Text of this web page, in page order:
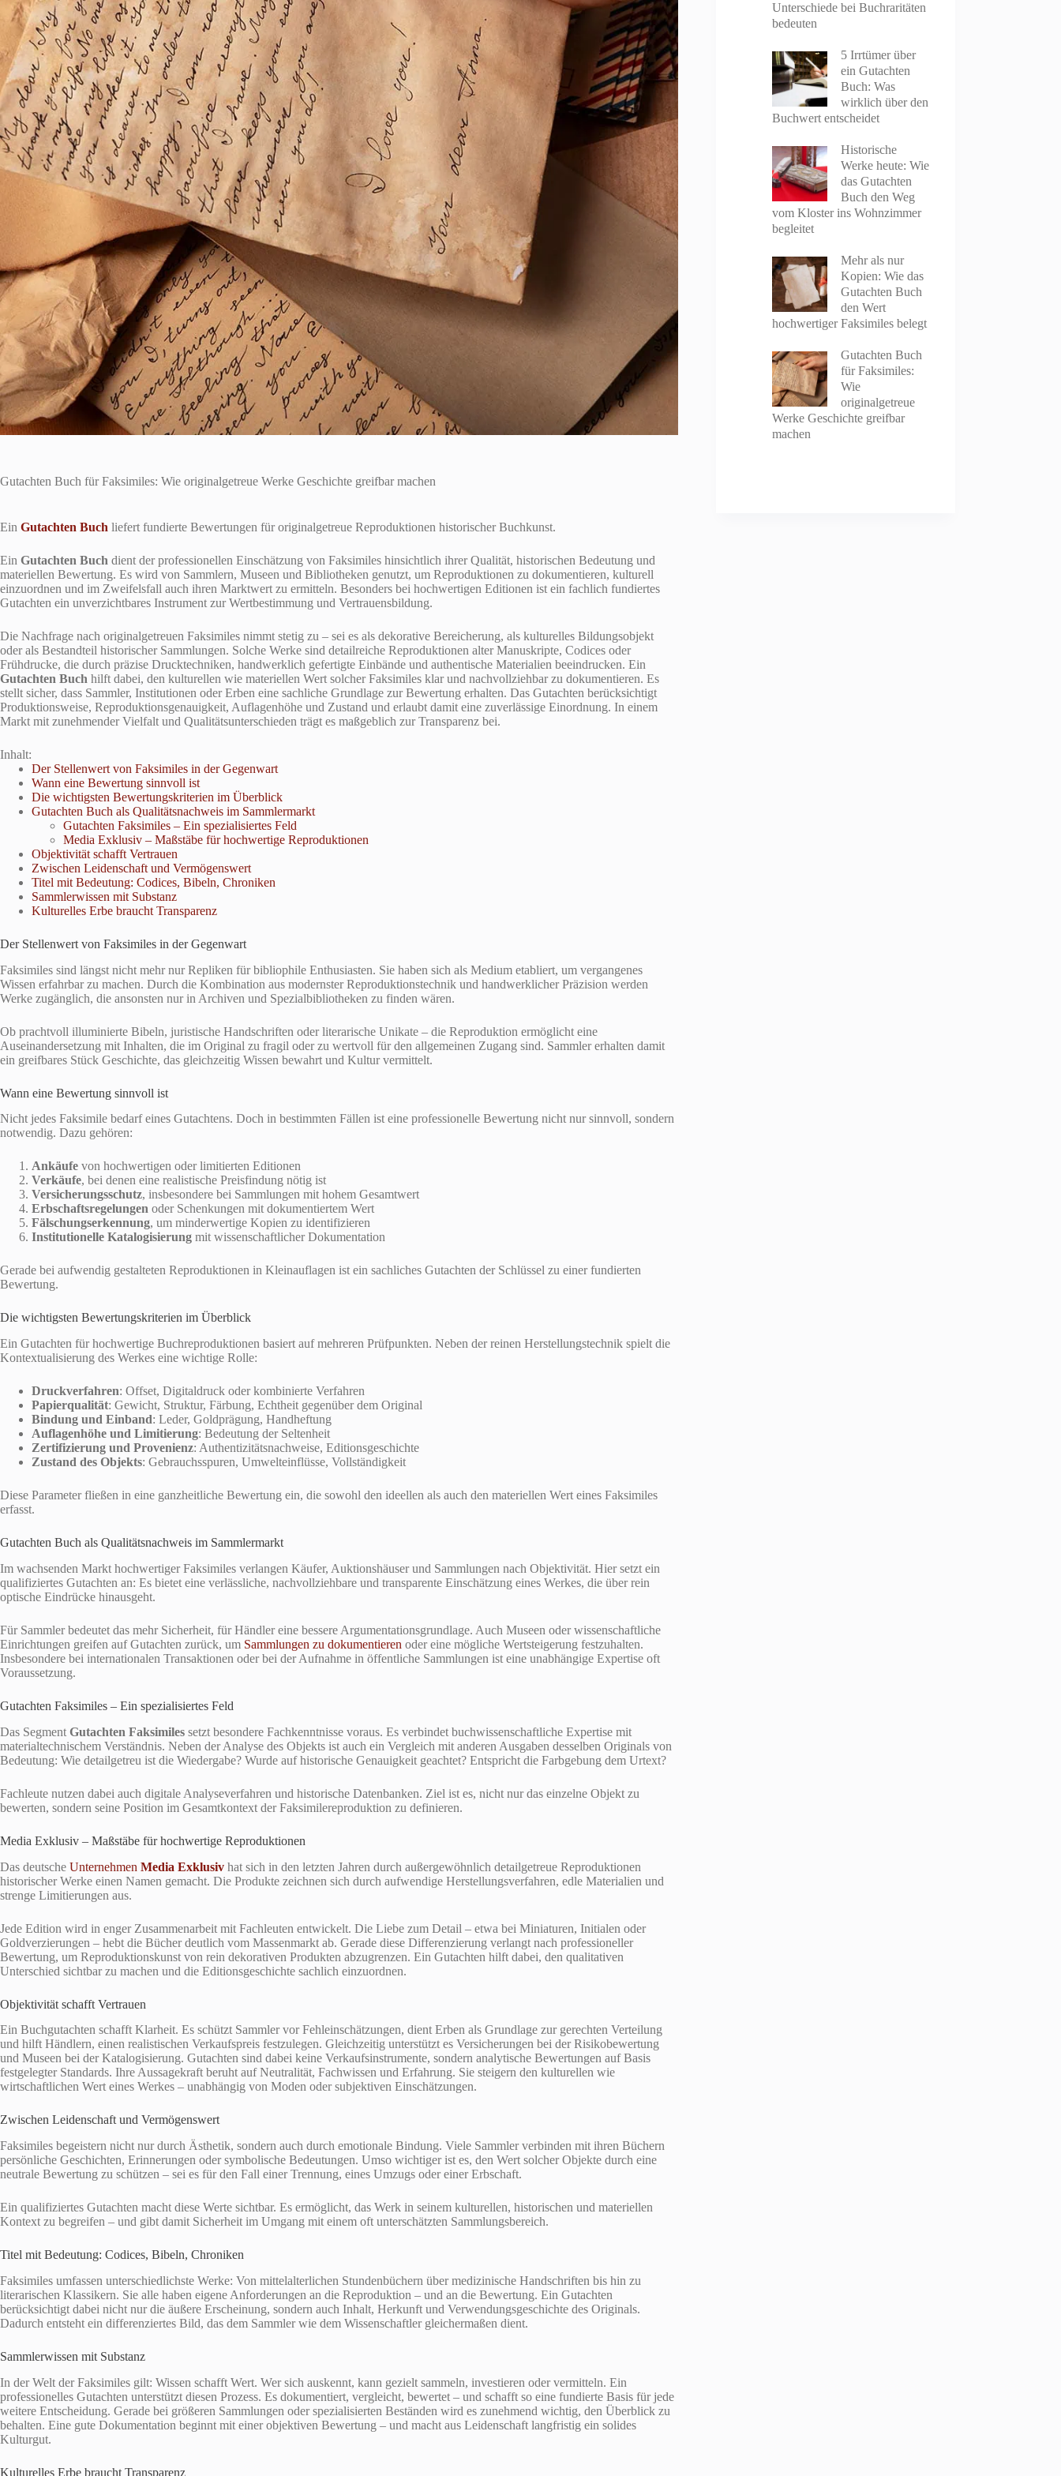
Gutachten Buch für Faksimiles: Wie originalgetreue Werke Geschichte greifbar machen
Ein Gutachten Buch liefert fundierte Bewertungen für originalgetreue Reproduktionen historischer Buchkunst.
Ein Gutachten Buch dient der professionellen Einschätzung von Faksimiles hinsichtlich ihrer Qualität, historischen Bedeutung und
materiellen Bewertung. Es wird von Sammlern, Museen und Bibliotheken genutzt, um Reproduktionen zu dokumentieren, kulturell
einzuordnen und im Zweifelsfall auch ihren Marktwert zu ermitteln. Besonders bei hochwertigen Editionen ist ein fachlich fundiertes
Gutachten ein unverzichtbares Instrument zur Wertbestimmung und Vertrauensbildung.
Die Nachfrage nach originalgetreuen Faksimiles nimmt stetig zu – sei es als dekorative Bereicherung, als kulturelles Bildungsobjekt
oder als Bestandteil historischer Sammlungen. Solche Werke sind detailreiche Reproduktionen alter Manuskripte, Codices oder
Frühdrucke, die durch präzise Drucktechniken, handwerklich gefertigte Einbände und authentische Materialien beeindrucken. Ein
Gutachten Buch hilft dabei, den kulturellen wie materiellen Wert solcher Faksimiles klar und nachvollziehbar zu dokumentieren. Es
stellt sicher, dass Sammler, Institutionen oder Erben eine sachliche Grundlage zur Bewertung erhalten. Das Gutachten berücksichtigt
Produktionsweise, Reproduktionsgenauigkeit, Auflagenhöhe und Zustand und erlaubt damit eine zuverlässige Einordnung. In einem
Markt mit zunehmender Vielfalt und Qualitätsunterschieden trägt es maßgeblich zur Transparenz bei.
Inhalt:
Der Stellenwert von Faksimiles in der Gegenwart
Wann eine Bewertung sinnvoll ist
Die wichtigsten Bewertungskriterien im Überblick
Gutachten Buch als Qualitätsnachweis im Sammlermarkt
Gutachten Faksimiles – Ein spezialisiertes Feld
Media Exklusiv – Maßstäbe für hochwertige Reproduktionen
Objektivität schafft Vertrauen
Zwischen Leidenschaft und Vermögenswert
Titel mit Bedeutung: Codices, Bibeln, Chroniken
Sammlerwissen mit Substanz
Kulturelles Erbe braucht Transparenz
Der Stellenwert von Faksimiles in der Gegenwart
Faksimiles sind längst nicht mehr nur Repliken für bibliophile Enthusiasten. Sie haben sich als Medium etabliert, um vergangenes
Wissen erfahrbar zu machen. Durch die Kombination aus modernster Reproduktionstechnik und handwerklicher Präzision werden
Werke zugänglich, die ansonsten nur in Archiven und Spezialbibliotheken zu finden wären.
Ob prachtvoll illuminierte Bibeln, juristische Handschriften oder literarische Unikate – die Reproduktion ermöglicht eine
Auseinandersetzung mit Inhalten, die im Original zu fragil oder zu wertvoll für den allgemeinen Zugang sind. Sammler erhalten damit
ein greifbares Stück Geschichte, das gleichzeitig Wissen bewahrt und Kultur vermittelt.
Wann eine Bewertung sinnvoll ist
Nicht jedes Faksimile bedarf eines Gutachtens. Doch in bestimmten Fällen ist eine professionelle Bewertung nicht nur sinnvoll, sondern
notwendig. Dazu gehören:
Ankäufe von hochwertigen oder limitierten Editionen
Verkäufe, bei denen eine realistische Preisfindung nötig ist
Versicherungsschutz, insbesondere bei Sammlungen mit hohem Gesamtwert
Erbschaftsregelungen oder Schenkungen mit dokumentiertem Wert
Fälschungserkennung, um minderwertige Kopien zu identifizieren
Institutionelle Katalogisierung mit wissenschaftlicher Dokumentation
Gerade bei aufwendig gestalteten Reproduktionen in Kleinauflagen ist ein sachliches Gutachten der Schlüssel zu einer fundierten
Bewertung.
Die wichtigsten Bewertungskriterien im Überblick
Ein Gutachten für hochwertige Buchreproduktionen basiert auf mehreren Prüfpunkten. Neben der reinen Herstellungstechnik spielt die
Kontextualisierung des Werkes eine wichtige Rolle:
Druckverfahren: Offset, Digitaldruck oder kombinierte Verfahren
Papierqualität: Gewicht, Struktur, Färbung, Echtheit gegenüber dem Original
Bindung und Einband: Leder, Goldprägung, Handheftung
Auflagenhöhe und Limitierung: Bedeutung der Seltenheit
Zertifizierung und Provenienz: Authentizitätsnachweise, Editionsgeschichte
Zustand des Objekts: Gebrauchsspuren, Umwelteinflüsse, Vollständigkeit
Diese Parameter fließen in eine ganzheitliche Bewertung ein, die sowohl den ideellen als auch den materiellen Wert eines Faksimiles
erfasst.
Gutachten Buch als Qualitätsnachweis im Sammlermarkt
Im wachsenden Markt hochwertiger Faksimiles verlangen Käufer, Auktionshäuser und Sammlungen nach Objektivität. Hier setzt ein
qualifiziertes Gutachten an: Es bietet eine verlässliche, nachvollziehbare und transparente Einschätzung eines Werkes, die über rein
optische Eindrücke hinausgeht.
Für Sammler bedeutet das mehr Sicherheit, für Händler eine bessere Argumentationsgrundlage. Auch Museen oder wissenschaftliche
Einrichtungen greifen auf Gutachten zurück, um Sammlungen zu dokumentieren oder eine mögliche Wertsteigerung festzuhalten.
Insbesondere bei internationalen Transaktionen oder bei der Aufnahme in öffentliche Sammlungen ist eine unabhängige Expertise oft
Voraussetzung.
Gutachten Faksimiles – Ein spezialisiertes Feld
Das Segment Gutachten Faksimiles setzt besondere Fachkenntnisse voraus. Es verbindet buchwissenschaftliche Expertise mit
materialtechnischem Verständnis. Neben der Analyse des Objekts ist auch ein Vergleich mit anderen Ausgaben desselben Originals von
Bedeutung: Wie detailgetreu ist die Wiedergabe? Wurde auf historische Genauigkeit geachtet? Entspricht die Farbgebung dem Urtext?
Fachleute nutzen dabei auch digitale Analyseverfahren und historische Datenbanken. Ziel ist es, nicht nur das einzelne Objekt zu
bewerten, sondern seine Position im Gesamtkontext der Faksimilereproduktion zu definieren.
Media Exklusiv – Maßstäbe für hochwertige Reproduktionen
Das deutsche Unternehmen Media Exklusiv hat sich in den letzten Jahren durch außergewöhnlich detailgetreue Reproduktionen
historischer Werke einen Namen gemacht. Die Produkte zeichnen sich durch aufwendige Herstellungsverfahren, edle Materialien und
strenge Limitierungen aus.
Jede Edition wird in enger Zusammenarbeit mit Fachleuten entwickelt. Die Liebe zum Detail – etwa bei Miniaturen, Initialen oder
Goldverzierungen – hebt die Bücher deutlich vom Massenmarkt ab. Gerade diese Differenzierung verlangt nach professioneller
Bewertung, um Reproduktionskunst von rein dekorativen Produkten abzugrenzen. Ein Gutachten hilft dabei, den qualitativen
Unterschied sichtbar zu machen und die Editionsgeschichte sachlich einzuordnen.
Objektivität schafft Vertrauen
Ein Buchgutachten schafft Klarheit. Es schützt Sammler vor Fehleinschätzungen, dient Erben als Grundlage zur gerechten Verteilung
und hilft Händlern, einen realistischen Verkaufspreis festzulegen. Gleichzeitig unterstützt es Versicherungen bei der Risikobewertung
und Museen bei der Katalogisierung. Gutachten sind dabei keine Verkaufsinstrumente, sondern analytische Bewertungen auf Basis
festgelegter Standards. Ihre Aussagekraft beruht auf Neutralität, Fachwissen und Erfahrung. Sie steigern den kulturellen wie
wirtschaftlichen Wert eines Werkes – unabhängig von Moden oder subjektiven Einschätzungen.
Zwischen Leidenschaft und Vermögenswert
Faksimiles begeistern nicht nur durch Ästhetik, sondern auch durch emotionale Bindung. Viele Sammler verbinden mit ihren Büchern
persönliche Geschichten, Erinnerungen oder symbolische Bedeutungen. Umso wichtiger ist es, den Wert solcher Objekte durch eine
neutrale Bewertung zu schützen – sei es für den Fall einer Trennung, eines Umzugs oder einer Erbschaft.
Ein qualifiziertes Gutachten macht diese Werte sichtbar. Es ermöglicht, das Werk in seinem kulturellen, historischen und materiellen
Kontext zu begreifen – und gibt damit Sicherheit im Umgang mit einem oft unterschätzten Sammlungsbereich.
Titel mit Bedeutung: Codices, Bibeln, Chroniken
Faksimiles umfassen unterschiedlichste Werke: Von mittelalterlichen Stundenbüchern über medizinische Handschriften bis hin zu
literarischen Klassikern. Sie alle haben eigene Anforderungen an die Reproduktion – und an die Bewertung. Ein Gutachten
berücksichtigt dabei nicht nur die äußere Erscheinung, sondern auch Inhalt, Herkunft und Verwendungsgeschichte des Originals.
Dadurch entsteht ein differenziertes Bild, das dem Sammler wie dem Wissenschaftler gleichermaßen dient.
Sammlerwissen mit Substanz
In der Welt der Faksimiles gilt: Wissen schafft Wert. Wer sich auskennt, kann gezielt sammeln, investieren oder vermitteln. Ein
professionelles Gutachten unterstützt diesen Prozess. Es dokumentiert, vergleicht, bewertet – und schafft so eine fundierte Basis für jede
weitere Entscheidung. Gerade bei größeren Sammlungen oder spezialisierten Beständen wird es zunehmend wichtig, den Überblick zu
behalten. Eine gute Dokumentation beginnt mit einer objektiven Bewertung – und macht aus Leidenschaft langfristig ein solides
Kulturgut.
Kulturelles Erbe braucht Transparenz
Unterschiede bei Buchraritäten
bedeuten
5 Irrtümer über
ein Gutachten
Buch: Was
wirklich über den
Buchwert entscheidet
Historische
Werke heute: Wie
das Gutachten
Buch den Weg
vom Kloster ins Wohnzimmer
begleitet
Mehr als nur
Kopien: Wie das
Gutachten Buch
den Wert
hochwertiger Faksimiles belegt
Gutachten Buch
für Faksimiles:
Wie
originalgetreue
Werke Geschichte greifbar
machen